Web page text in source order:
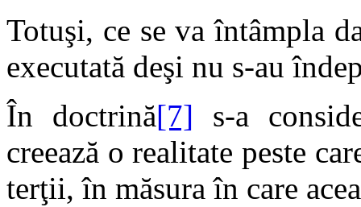
Totuşi, ce se va întâmpla
executată deşi nu s-au
În doctrină[7] s-a
creează o realitate peste
terţii, în măsura în care